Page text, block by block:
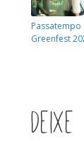
Passatempo
Greenfest